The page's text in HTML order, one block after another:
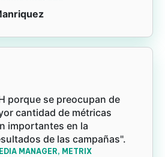
porque se preocupan de
cantidad de métricas
importantes en la
de las campañas".
MANAGER, METRIX